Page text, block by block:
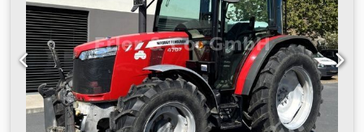
Basisuitrusting/technische gegevens: MOTOR: Dkjdpfx
Aqow E N Tdowsr * Maximaal vermogen: 224/305 kW/pk
(ISO 14396) * Maximaal koppel: 1280 Nm * 6 cilinders, 7,4
liter AGCO Power - 74 LFNT-5D, CR, 4V * Emissienorm
(DOC+SC+SCR) zonder uitlaatgasrecirculatie, fase 5 *
Elektronische motorbesturing met Vistronic-
ventilatorregeling * Motortoerentalgeheugen * Powercore